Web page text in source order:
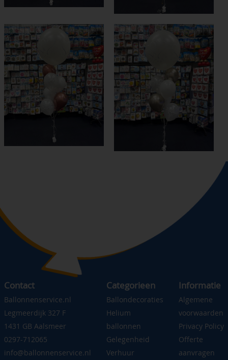
Contact
Ballonnenservice.nl
Legmeerdijk 327 F
1431 GB Aalsmeer
0297-712065
info@ballonnenservice.nl
Categorieen
Ballondecoraties
Helium
ballonnen
Gelegenheid
Verhuur
Informatie
Algemene
voorwaarden
Privacy Policy
Offerte
aanvragen